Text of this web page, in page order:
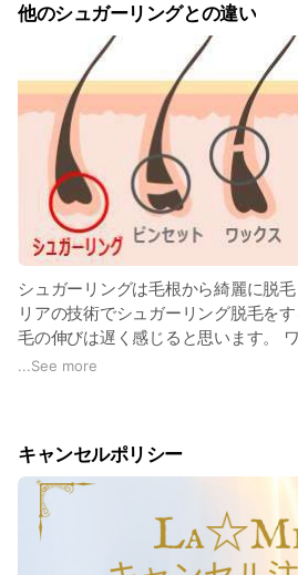
他のシュガーリングとの違い
シュガーリングは毛根から綺麗に脱
リアの技術でシュガーリング脱毛をす
毛の伸びは遅く感じると思います。
に、毛抜きで毛を抜かれた経験はあ
違いますよ☆ またワックス脱毛と毛
れは取れません。 これも毛穴の黒ず
っていきたい方はスタッフの提案通
いう間に綺麗になれます☆
...See more
キャンセルポリシー